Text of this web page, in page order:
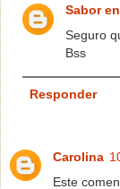
Sabor
Seguro
Bss
Responder
Carolina
Este